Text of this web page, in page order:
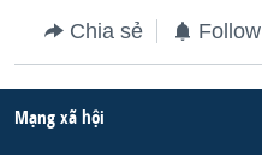
NGƯ DÂN VIỆT VÀ LÀN
QUAN HỆ VIỆT MỸ
Chia sẻ
Mạng xã hội